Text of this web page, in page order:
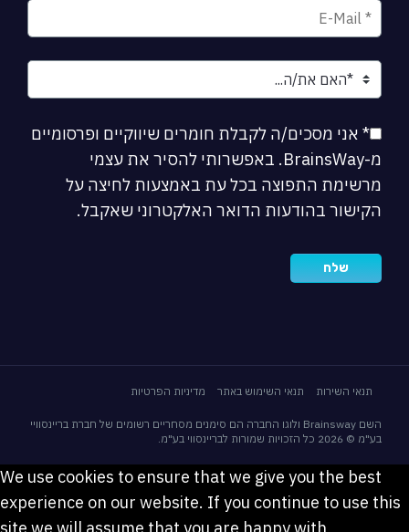
* אני מסכים/ה לקבלת חומרים שיווקיים ופרסומיים
מ-BrainsWay. באפשרותי להסיר את עצמי
מרשימת התפוצה בכל עת באמצעות לחיצה על
הקישור בהודעות הדואר האלקטרוני שאקבל.
תנאי השירות תנאי השימוש באתר מדיניות הפרטיות
השם Brainsway ולוגו החברה הם סימנים מסחריים רשומים של חברת בריינסוויי
בע"מ © 2026 כל הזכויות שמורות לבריינסווי בע"מ.
We use cookies to ensure that we give you the best
experience on our website. If you continue to use this
site we will assume that you are happy with